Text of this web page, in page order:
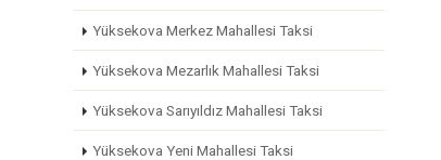
Yüksekova Merkez Mahallesi Taksi
Yüksekova Mezarlık Mahallesi Taksi
Yüksekova Sarıyıldız Mahallesi Taksi
Yüksekova Yeni Mahallesi Taksi